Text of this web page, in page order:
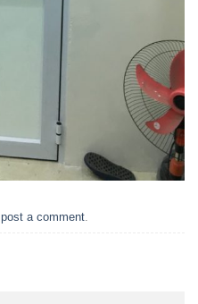
post a comment